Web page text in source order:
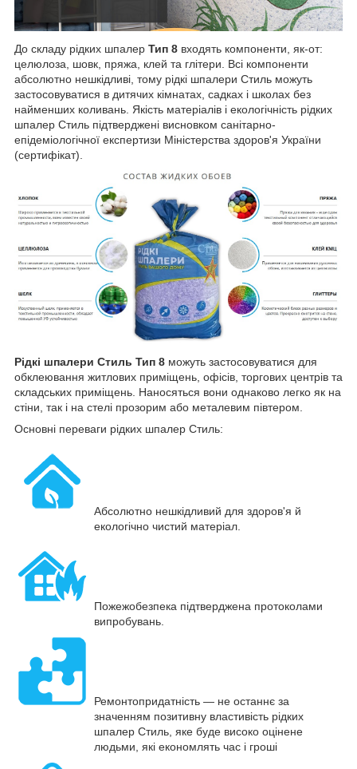
До складу рідких шпалер Тип 8 входять компоненти, як-от:
целюлоза, шовк, пряжа, клей та глітери. Всі компоненти
абсолютно нешкідливі, тому рідкі шпалери Стиль можуть
застосовуватися в дитячих кімнатах, садках і школах без
найменших коливань. Якість матеріалів і екологічність рідких
шпалер Стиль підтверджені висновком санітарно-
епідеміологічної експертизи Міністерства здоров'я України
(сертифікат).
Рідкі шпалери Стиль Тип 8 можуть застосовуватися для
обклеювання житлових приміщень, офісів, торгових центрів та
складських приміщень. Наносяться вони однаково легко як на
стіни, так і на стелі прозорим або металевим півтером.
Основні переваги рідких шпалер Стиль:
Абсолютно нешкідливий для здоров'я й
екологічно чистий матеріал.
Пожежобезпека підтверджена протоколами
випробувань.
Ремонтопридатність — не останнє за
значенням позитивну властивість рідких
шпалер Стиль, яке буде високо оцінене
людьми, які економлять час і гроші